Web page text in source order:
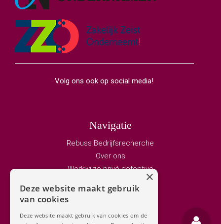
Volg ons ook op social media!
Navigatie
Rebuss Bedrijfsrecherche
Over ons
Werkwijze privé detective
Vacature privedetective
Bedrijfsrecherche
Privé detective
Deze website maakt gebruik
van cookies
Deze website maakt gebruik van cookies om de
×